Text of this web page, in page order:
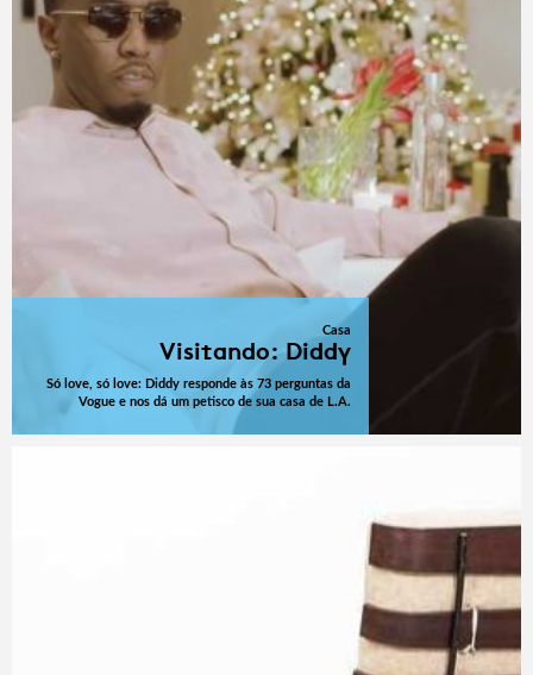
Casa
Visitando: Diddy
Só love, só love: Diddy responde às 73 perguntas da
Vogue e nos dá um petisco de sua casa de L.A.